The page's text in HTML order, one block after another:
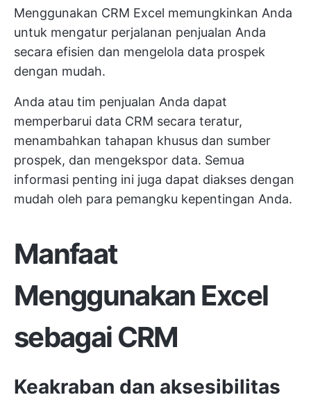
Menggunakan CRM Excel memungkinkan Anda
untuk mengatur perjalanan penjualan Anda
secara efisien dan mengelola data prospek
dengan mudah.
Anda atau tim penjualan Anda dapat
memperbarui data CRM secara teratur,
menambahkan tahapan khusus dan sumber
prospek, dan mengekspor data. Semua
informasi penting ini juga dapat diakses dengan
mudah oleh para pemangku kepentingan Anda.
Manfaat
Menggunakan Excel
sebagai CRM
Keakraban dan aksesibilitas